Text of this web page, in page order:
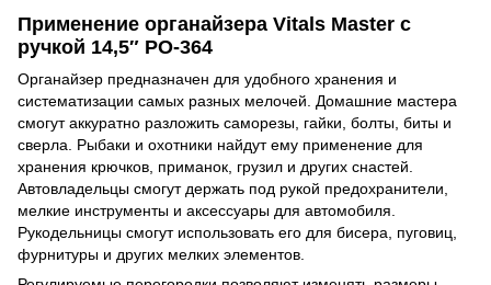
Применение органайзера Vitals Master с
ручкой 14,5″ PO-364
Органайзер предназначен для удобного хранения и
систематизации самых разных мелочей. Домашние мастера
смогут аккуратно разложить саморезы, гайки, болты, биты и
сверла. Рыбаки и охотники найдут ему применение для
хранения крючков, приманок, грузил и других снастей.
Автовладельцы смогут держать под рукой предохранители,
мелкие инструменты и аксессуары для автомобиля.
Рукодельницы смогут использовать его для бисера, пуговиц,
фурнитуры и других мелких элементов.